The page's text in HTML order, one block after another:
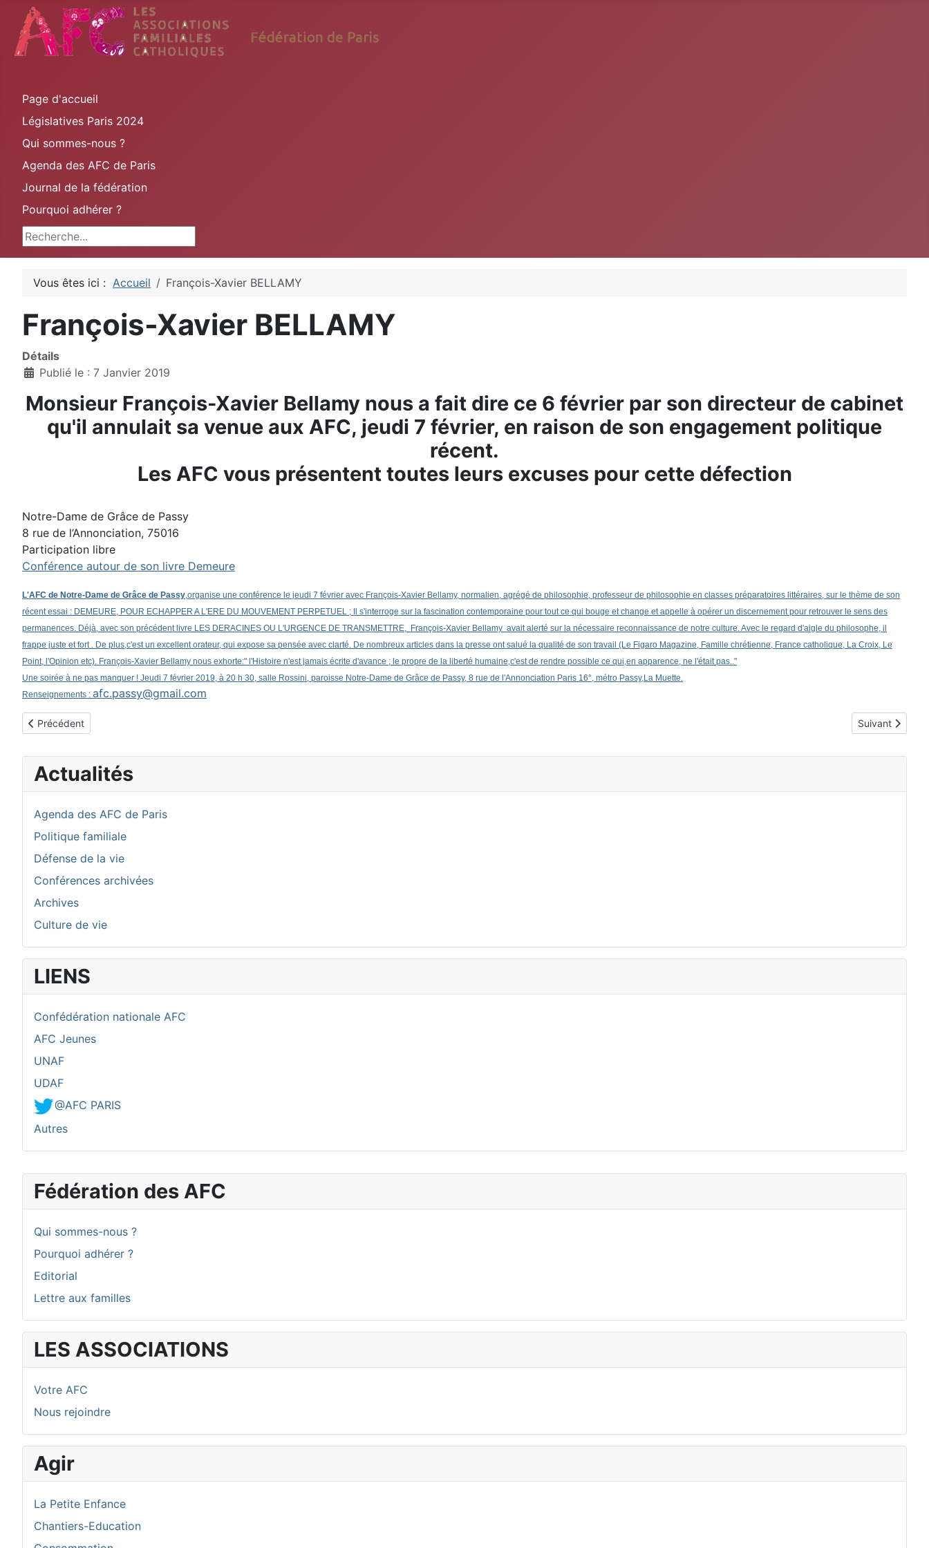
Page d'accueil
Législatives Paris 2024
Qui sommes-nous ?
Agenda des AFC de Paris
Journal de la fédération
Pourquoi adhérer ?
Rechercher
Fédération des AFC
Qui sommes-nous ?
Pourquoi adhérer ?
Editorial
Lettre aux familles
LES ASSOCIATIONS
Votre AFC
Nous rejoindre
Agir
La Petite Enfance
Chantiers-Education
Vous êtes ici : Accueil François-Xavier BELLAMY
François-Xavier BELLAMY
Détails
Publié le : 7 Janvier 2019
Monsieur François-Xavier Bellamy nous a fait dire ce 6 février par son directeur de cabinet
qu'il annulait sa venue aux AFC, jeudi 7 février, en raison de son engagement politique
récent.
Les AFC vous présentent toutes leurs excuses pour cette défection
Notre-Dame de Grâce de Passy
8 rue de l’Annonciation, 75016
Participation libre
Conférence autour de son livre Demeure
L'AFC de Notre-Dame de Grâce de Passy,organise une conférence le jeudi 7 février avec François-Xavier Bellamy, normalien, agrégé de philosophie, professeur de philosophie en classes préparatoires littéraires, sur le thème de son
récent essai : DEMEURE, POUR ECHAPPER A L'ERE DU MOUVEMENT PERPETUEL ; Il s'interroge sur la fascination contemporaine pour tout ce qui bouge et change et appelle à opérer un discernement pour retrouver le sens des
permanences. Déjà, avec son précédent livre LES DERACINES OU L'URGENCE DE TRANSMETTRE, François-Xavier Bellamy avait alerté sur la nécessaire reconnaissance de notre culture. Avec le regard d'aigle du philosophe, il
frappe juste et fort . De plus,c'est un excellent orateur, qui expose sa pensée avec clarté. De nombreux articles dans la presse ont salué la qualité de son travail (Le Figaro Magazine, Famille chrétienne, France catholique, La Croix, Le
Point, l'Opinion etc). François-Xavier Bellamy nous exhorte:" l'Histoire n'est jamais écrite d'avance ; le propre de la liberté humaine,c'est de rendre possible ce qui,en apparence, ne l'était pas.."
Une soirée à ne pas manquer ! Jeudi 7 février 2019, à 20 h 30, salle Rossini, paroisse Notre-Dame de Grâce de Passy, 8 rue de l'Annonciation Paris 16°, métro Passy,La Muette.
Renseignements : afc.passy@gmail.com
Article précédent : Comprendre les graves enjeux des lois bioétiques
Précédent Article suivant
Suivant
Actualités
Agenda des AFC de Paris
Politique familiale
Défense de la vie
Conférences archivées
Archives
Culture de vie
LIENS
Confédération nationale AFC
AFC Jeunes
UNAF
UDAF
@AFC PARIS
Autres